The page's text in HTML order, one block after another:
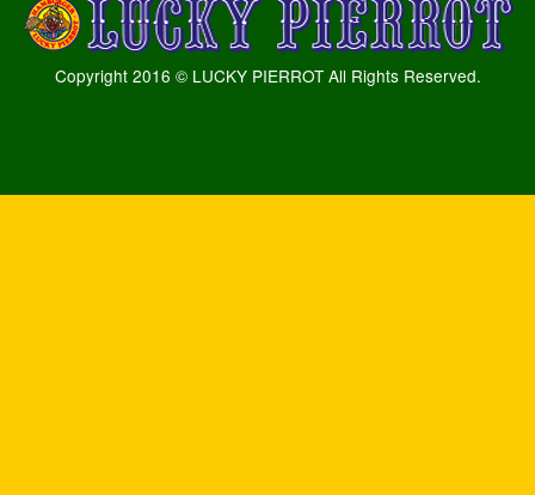
Copyright 2016 © LUCKY PIERROT All Rights Reserved.